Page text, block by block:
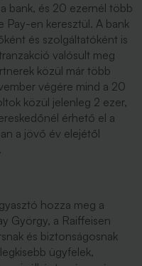
bank, és 20 ezernél több
Pay-en keresztül. A bank
és szolgáltatóként is
valósult meg
közül már több
végére mind a 20
közül jelenleg 2 ezer,
érhető el a
a jövő év elejétől
hozza meg a
György, a Raiffeisen
és biztonságosnak
ügyfelek,